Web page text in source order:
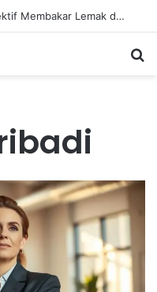
Kardio Outdoor Ringan yang Efektif Membakar Lemak dan Menyegarkan Tubuh Anda